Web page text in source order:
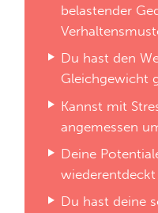
belastender
Du hast den
Gleichgewicht
Kannst mit
angemessen
Deine
Du hast deine